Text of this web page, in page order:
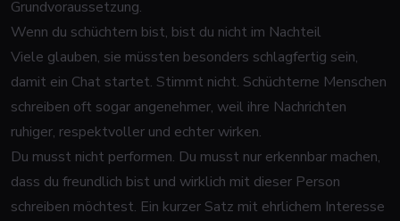
Grundvoraussetzung.
Wenn du schüchtern bist, bist du nicht im Nachteil
Viele glauben, sie müssten besonders schlagfertig sein,
damit ein Chat startet. Stimmt nicht. Schüchterne Menschen
schreiben oft sogar angenehmer, weil ihre Nachrichten
ruhiger, respektvoller und echter wirken.
Du musst nicht performen. Du musst nur erkennbar machen,
dass du freundlich bist und wirklich mit dieser Person
schreiben möchtest. Ein kurzer Satz mit ehrlichem Interesse